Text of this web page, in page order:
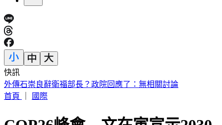
快訊
處置股新制上路！台股6檔10日「關禁閉」 均2分鐘撮合、
8/14出關